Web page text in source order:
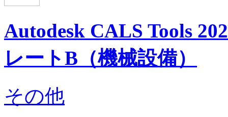
Autodesk CALS Tools
レートB（機械設備）
その他